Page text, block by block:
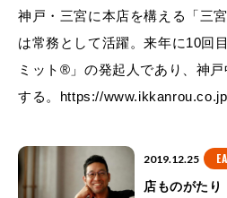
神戸・三宮に本店を構える「三
は常務として活躍。来年に10回
ミット®」の発起人であり、神
する。https://
2019.12.25
店ものがた